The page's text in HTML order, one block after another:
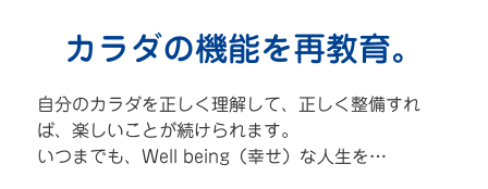
カラダの機能を再教育。
自分のカラダを正しく理解して、正しく整備すれ
ば、楽しいことが続けられます。
いつまでも、Well being（幸せ）な人生を…